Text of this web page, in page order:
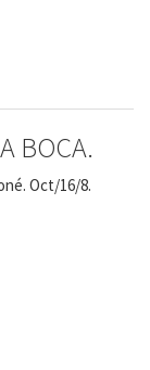
BOCA.
Oct/16/8.